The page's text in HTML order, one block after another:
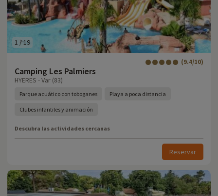
1 /19
Camping Les Palmiers
(9.4/10)
HYERES - Var (83)
Parque acuático con toboganes Playa a poca distancia
Clubes infantiles y animación
Descubra las actividades cercanas
Reservar